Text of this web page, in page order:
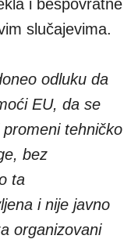
i bespovratne
slučajevima.
odluku da
EU, da se
tehničko
bez
ta
i nije javno
organizovani